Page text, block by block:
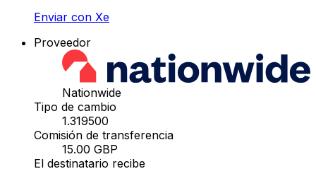
Enviar con Xe
Proveedor
Nationwide
Tipo de cambio
1.319500
Comisión de transferencia
15.00 GBP
El destinatario recibe